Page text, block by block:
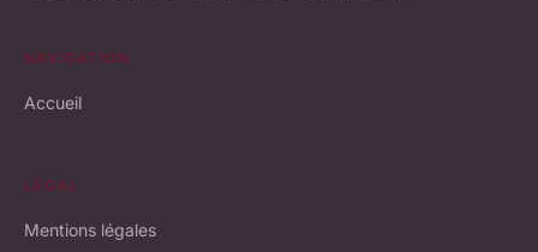
NAVIGATION
Accueil
LÉGAL
Mentions légales